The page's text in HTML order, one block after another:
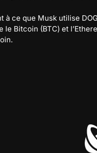
à ce que Musk utilise
le Bitcoin (BTC) et